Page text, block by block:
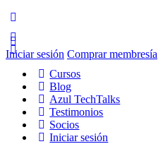
Iniciar sesión Comprar membresía
Cursos
Blog
Azul TechTalks
Testimonios
Socios
Iniciar sesión